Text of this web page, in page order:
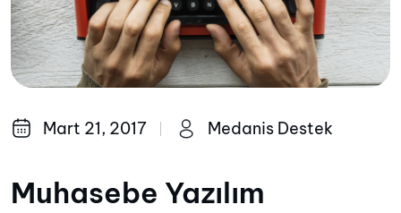
Mart 21, 2017 Medanis Destek
Muhasebe Yazılım